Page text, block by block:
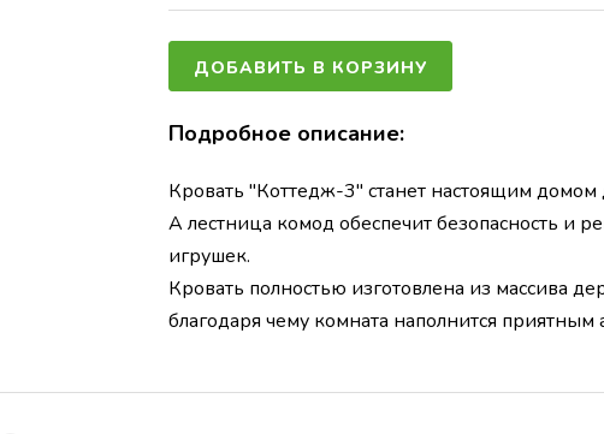
ДОБАВИТЬ В КОРЗИНУ
Подробное описание:
Кровать "Коттедж-3" станет настоящим домом
А лестница комод обеспечит безопасность и
игрушек.
Кровать полностью изготовлена из массива
благодаря чему комната наполнится